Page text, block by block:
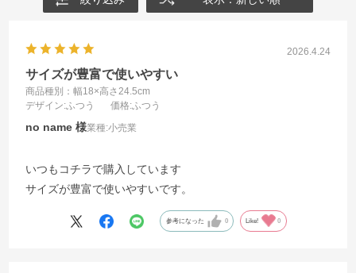
2026.4.24
サイズが豊富で使いやすい
商品種別：幅18×高さ24.5cm
デザイン:ふつう 価格:ふつう
no name 業種:小売業
いつもコチラで購入しています
サイズが豊富で使いやすいです。
参考になった 0 Like! 0